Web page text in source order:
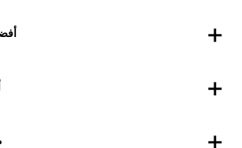
أفضل 5 مواقع